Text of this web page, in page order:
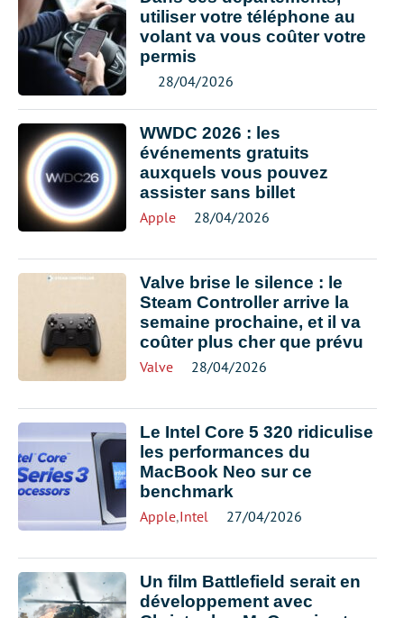
utiliser votre téléphone au
volant va vous coûter votre
permis
28/04/2026
WWDC 2026 : les
événements gratuits
auxquels vous pouvez
assister sans billet
Apple 28/04/2026
Valve brise le silence : le
Steam Controller arrive la
semaine prochaine, et il va
coûter plus cher que prévu
Valve 28/04/2026
Le Intel Core 5 320 ridiculise
les performances du
MacBook Neo sur ce
benchmark
Apple,Intel 27/04/2026
Un film Battlefield serait en
développement avec